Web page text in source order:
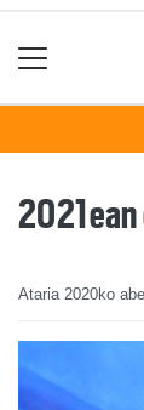
2021ean
Ataria 2020ko